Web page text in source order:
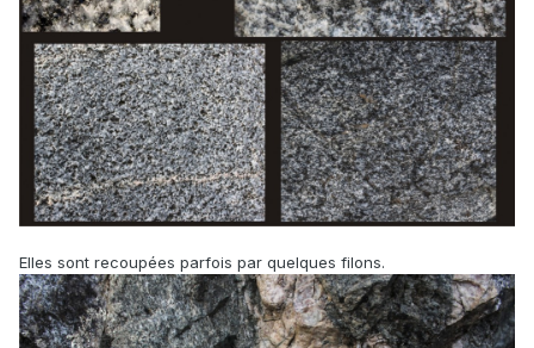
Elles sont recoupées parfois par quelques filons.